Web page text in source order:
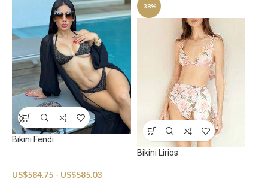
Bikini Fendi
US$584.75 - US$585.03
-38%
Bikini Lirios